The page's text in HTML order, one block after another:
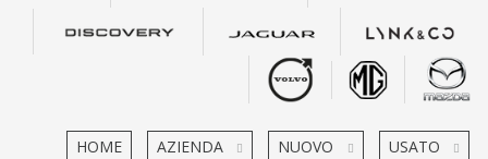
HOME AZIENDA NUOVO
USATO